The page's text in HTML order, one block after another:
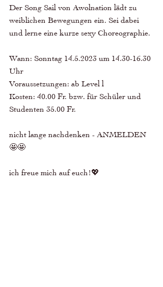
Der Song Sail von Awolnation lädt zu
weiblichen Bewegungen ein. Sei dabei
und lerne eine kurze sexy Choreographie.
Wann: Sonntag 14.5.2023 um 14.30-16.30
Uhr
Voraussetzungen: ab Level l
Kosten: 40.00 Fr. bzw. für Schüler und
Studenten 35.00 Fr.
nicht lange nachdenken - ANMELDEN
🤩🤩
ich freue mich auf euch!💖